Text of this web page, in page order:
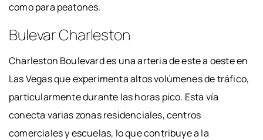
como para peatones.
Bulevar Charleston
Charleston Boulevard es una arteria de este a oeste en
Las Vegas que experimenta altos volúmenes de tráfico,
particularmente durante las horas pico. Esta vía
conecta varias zonas residenciales, centros
comerciales y escuelas, lo que contribuye a la